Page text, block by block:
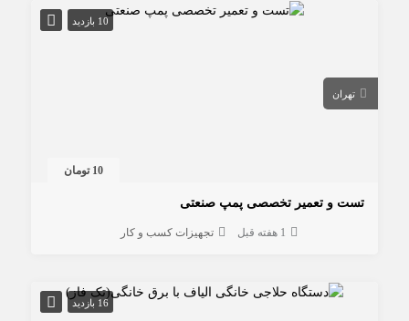
10 بازدید
تهران
10 تومان
تست و تعمیر تخصصی پمپ صنعتی
1 هفته قبل تجهیزات کسب و کار
16 بازدید